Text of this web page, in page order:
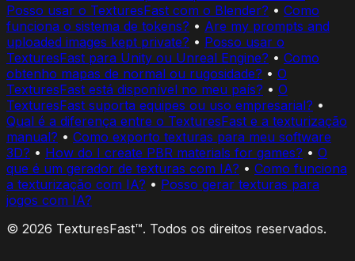
Posso usar o TexturesFast com o Blender? • Como
funciona o sistema de tokens? • Are my prompts and
uploaded images kept private? • Posso usar o
TexturesFast para Unity ou Unreal Engine? • Como
obtenho mapas de normal ou rugosidade? • O
TexturesFast está disponível no meu país? • O
TexturesFast suporta equipes ou uso empresarial? •
Qual é a diferença entre o TexturesFast e a texturização
manual? • Como exporto texturas para meu software
3D? • How do I create PBR materials for games? • O
que é um gerador de texturas com IA? • Como funciona
a texturização com IA? • Posso gerar texturas para
jogos com IA?
© 2026 TexturesFast™. Todos os direitos reservados.